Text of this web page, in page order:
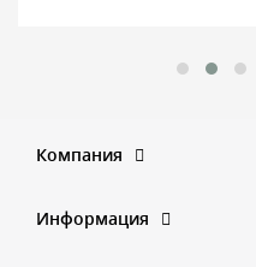
Компания
Информация